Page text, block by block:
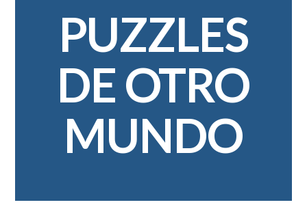
PUZZLES
DE OTRO
MUNDO